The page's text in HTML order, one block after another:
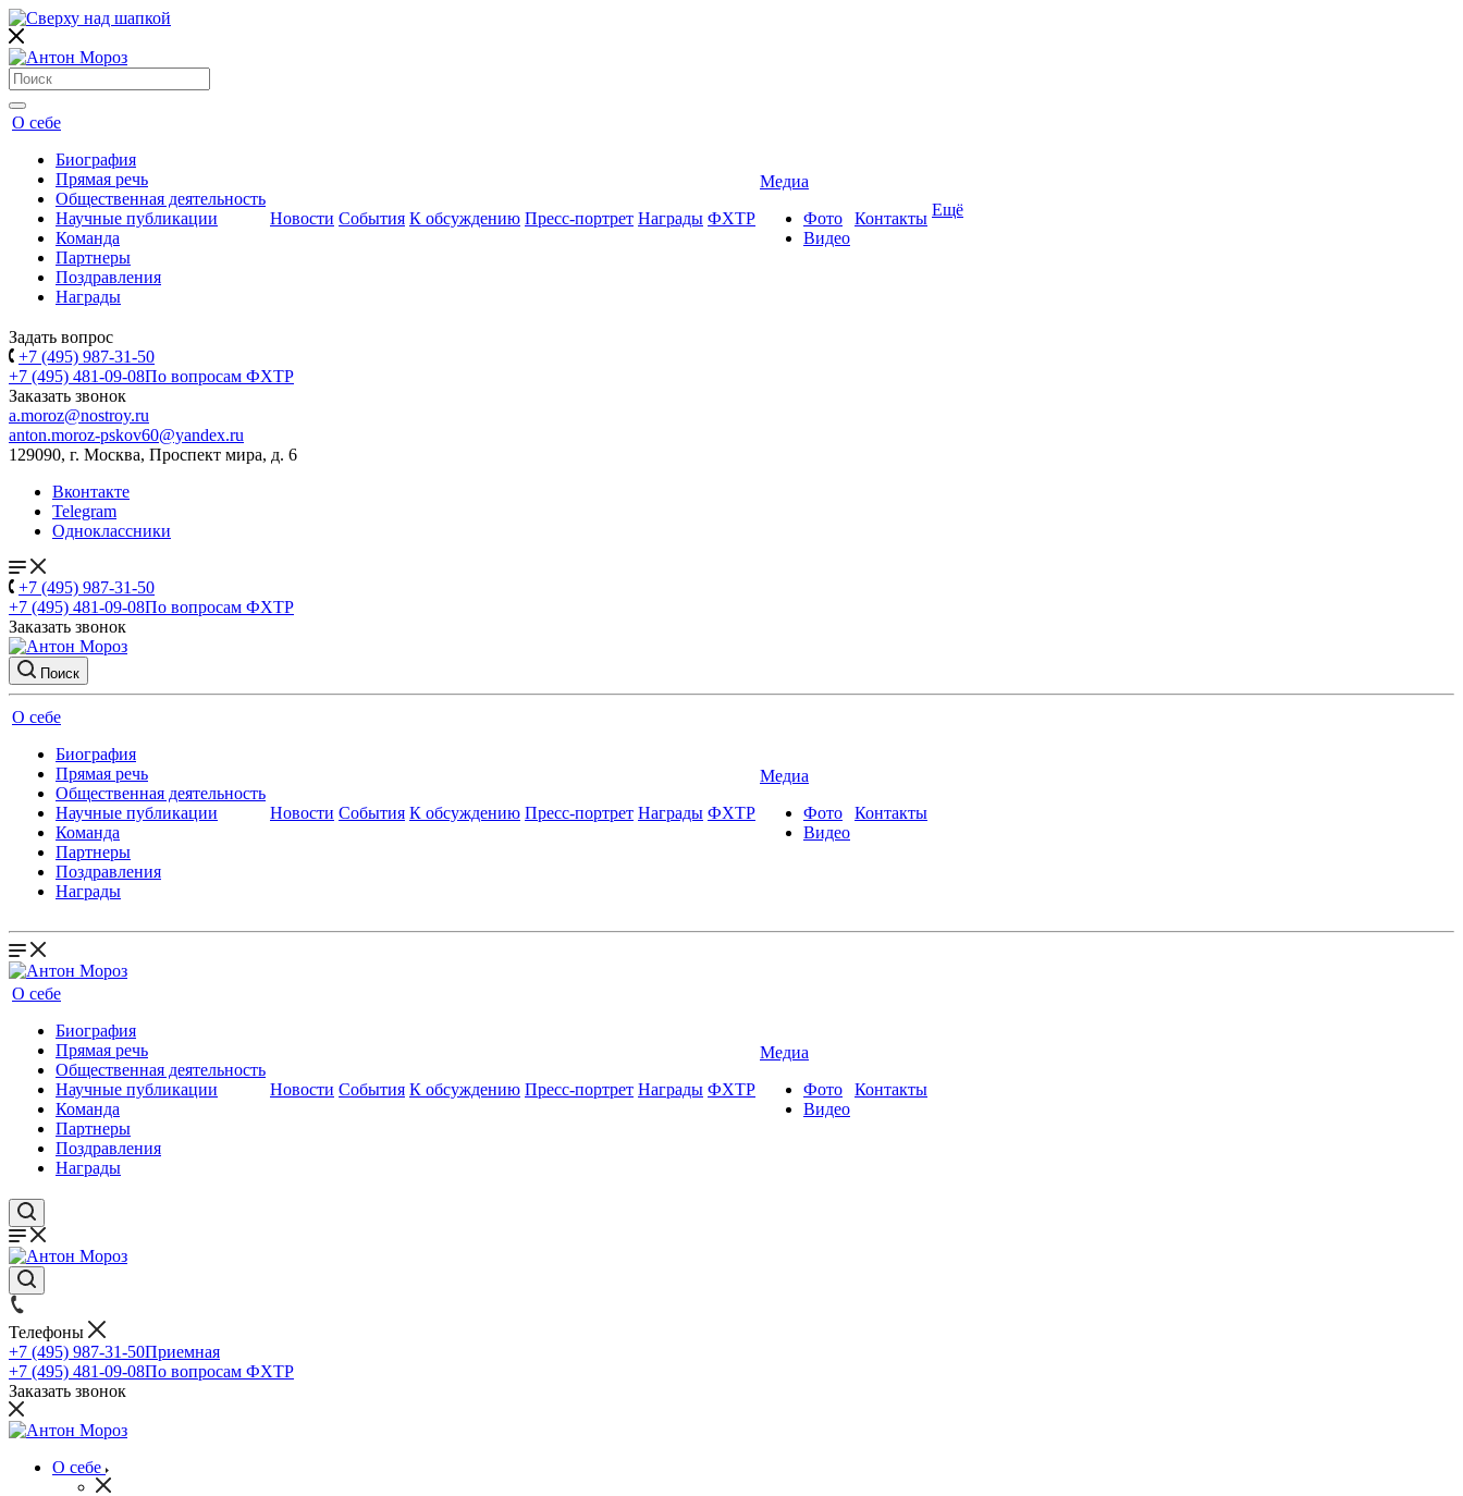
О себе
Биография
Прямая речь
Общественная деятельность
Научные публикации
Команда
Партнеры
Поздравления
Награды
Новости События К обсуждению Пресс-портрет Награды ФХТР
Медиа
Фото
Видео
Контакты Ещё
Задать вопрос
+7 (495) 987-31-50
+7 (495) 481-09-08По вопросам ФХТР
Заказать звонок
a.moroz@nostroy.ru
anton.moroz-pskov60@yandex.ru
129090, г. Москва, Проспект мира, д. 6
Вконтакте
Telegram
Одноклассники
+7 (495) 987-31-50
+7 (495) 481-09-08По вопросам ФХТР
Заказать звонок
Поиск
О себе
Биография
Прямая речь
Общественная деятельность
Научные публикации
Команда
Партнеры
Поздравления
Награды
Новости События К обсуждению Пресс-портрет Награды ФХТР
Медиа
Фото
Видео
Контакты
О себе
Биография
Прямая речь
Общественная деятельность
Научные публикации
Команда
Партнеры
Поздравления
Награды
Новости События К обсуждению Пресс-портрет Награды ФХТР
Медиа
Фото
Видео
Контакты
Телефоны
+7 (495) 987-31-50Приемная
+7 (495) 481-09-08По вопросам ФХТР
Заказать звонок
О себе